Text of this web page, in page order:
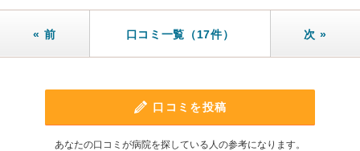
« 前 口コミ一覧（17件） 次 »
口コミを投稿
あなたの口コミが病院を探している人の参考になります。